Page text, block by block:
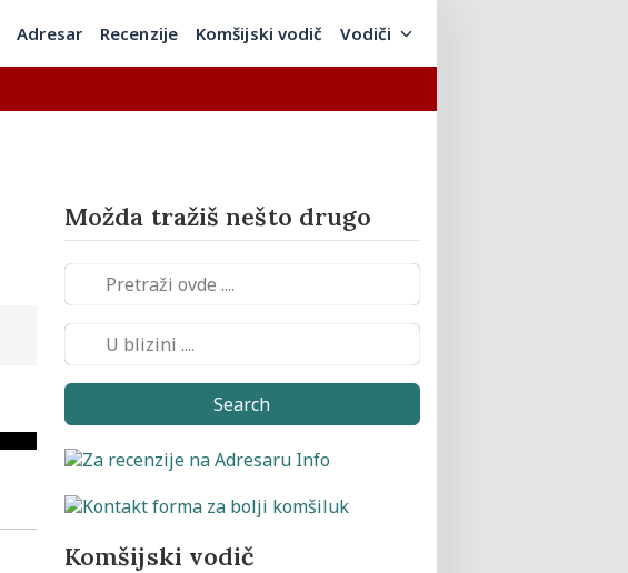
Adresar Recenzije Komšijski vodič Vodiči
Možda tražiš nešto drugo
Search
Komšijski vodič